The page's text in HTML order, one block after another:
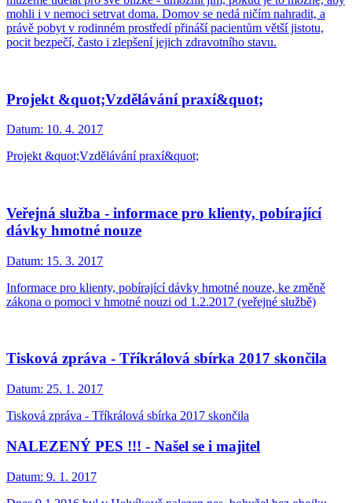
mohli i v nemoci setrvat doma. Domov se nedá ničím nahradit, a
právě pobyt v rodinném prostředí přináší pacientům větší jistotu,
pocit bezpečí, často i zlepšení jejich zdravotního stavu.
Projekt &quot;Vzdělávání praxí&quot;
Datum: 10. 4. 2017
Projekt &quot;Vzdělávání praxí&quot;
Veřejná služba - informace pro klienty, pobírající
dávky hmotné nouze
Datum: 15. 3. 2017
Informace pro klienty, pobírající dávky hmotné nouze, ke změně
zákona o pomoci v hmotné nouzi od 1.2.2017 (veřejné službě)
Tisková zpráva - Tříkrálová sbírka 2017 skončila
Datum: 25. 1. 2017
Tisková zpráva - Tříkrálová sbírka 2017 skončila
NALEZENÝ PES !!! - Našel se i majitel
Datum: 9. 1. 2017